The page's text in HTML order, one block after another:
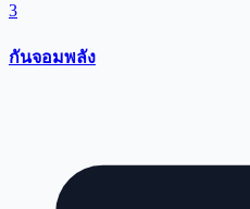
3
กันจอมพลัง